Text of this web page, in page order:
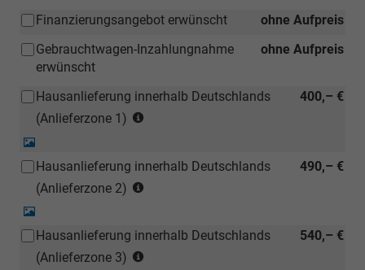
auch
einem
Händler
ohne Aufpreis
Finanzierungsangebot erwünscht
ohne Aufpreis
Gebrauchtwagen-Inzahlungnahme
erwünscht
400,– €
Hausanlieferung innerhalb Deutschlands
(Anlieferzone 1)
(ausgenommen
490,– €
Hausanlieferung innerhalb Deutschlands
(Anlieferzone 2)
(ausgenommen
540,– €
Hausanlieferung innerhalb Deutschlands
(Anlieferzone 3)